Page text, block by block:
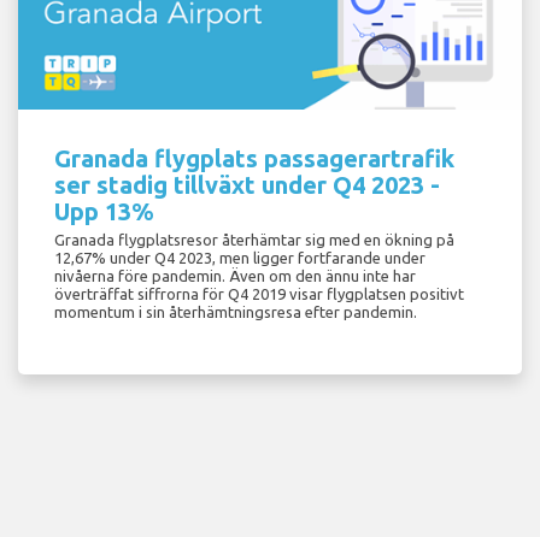
Granada flygplats passagerartrafik
ser stadig tillväxt under Q4 2023 -
Upp 13%
Granada flygplatsresor återhämtar sig med en ökning på
12,67% under Q4 2023, men ligger fortfarande under
nivåerna före pandemin. Även om den ännu inte har
överträffat siffrorna för Q4 2019 visar flygplatsen positivt
momentum i sin återhämtningsresa efter pandemin.